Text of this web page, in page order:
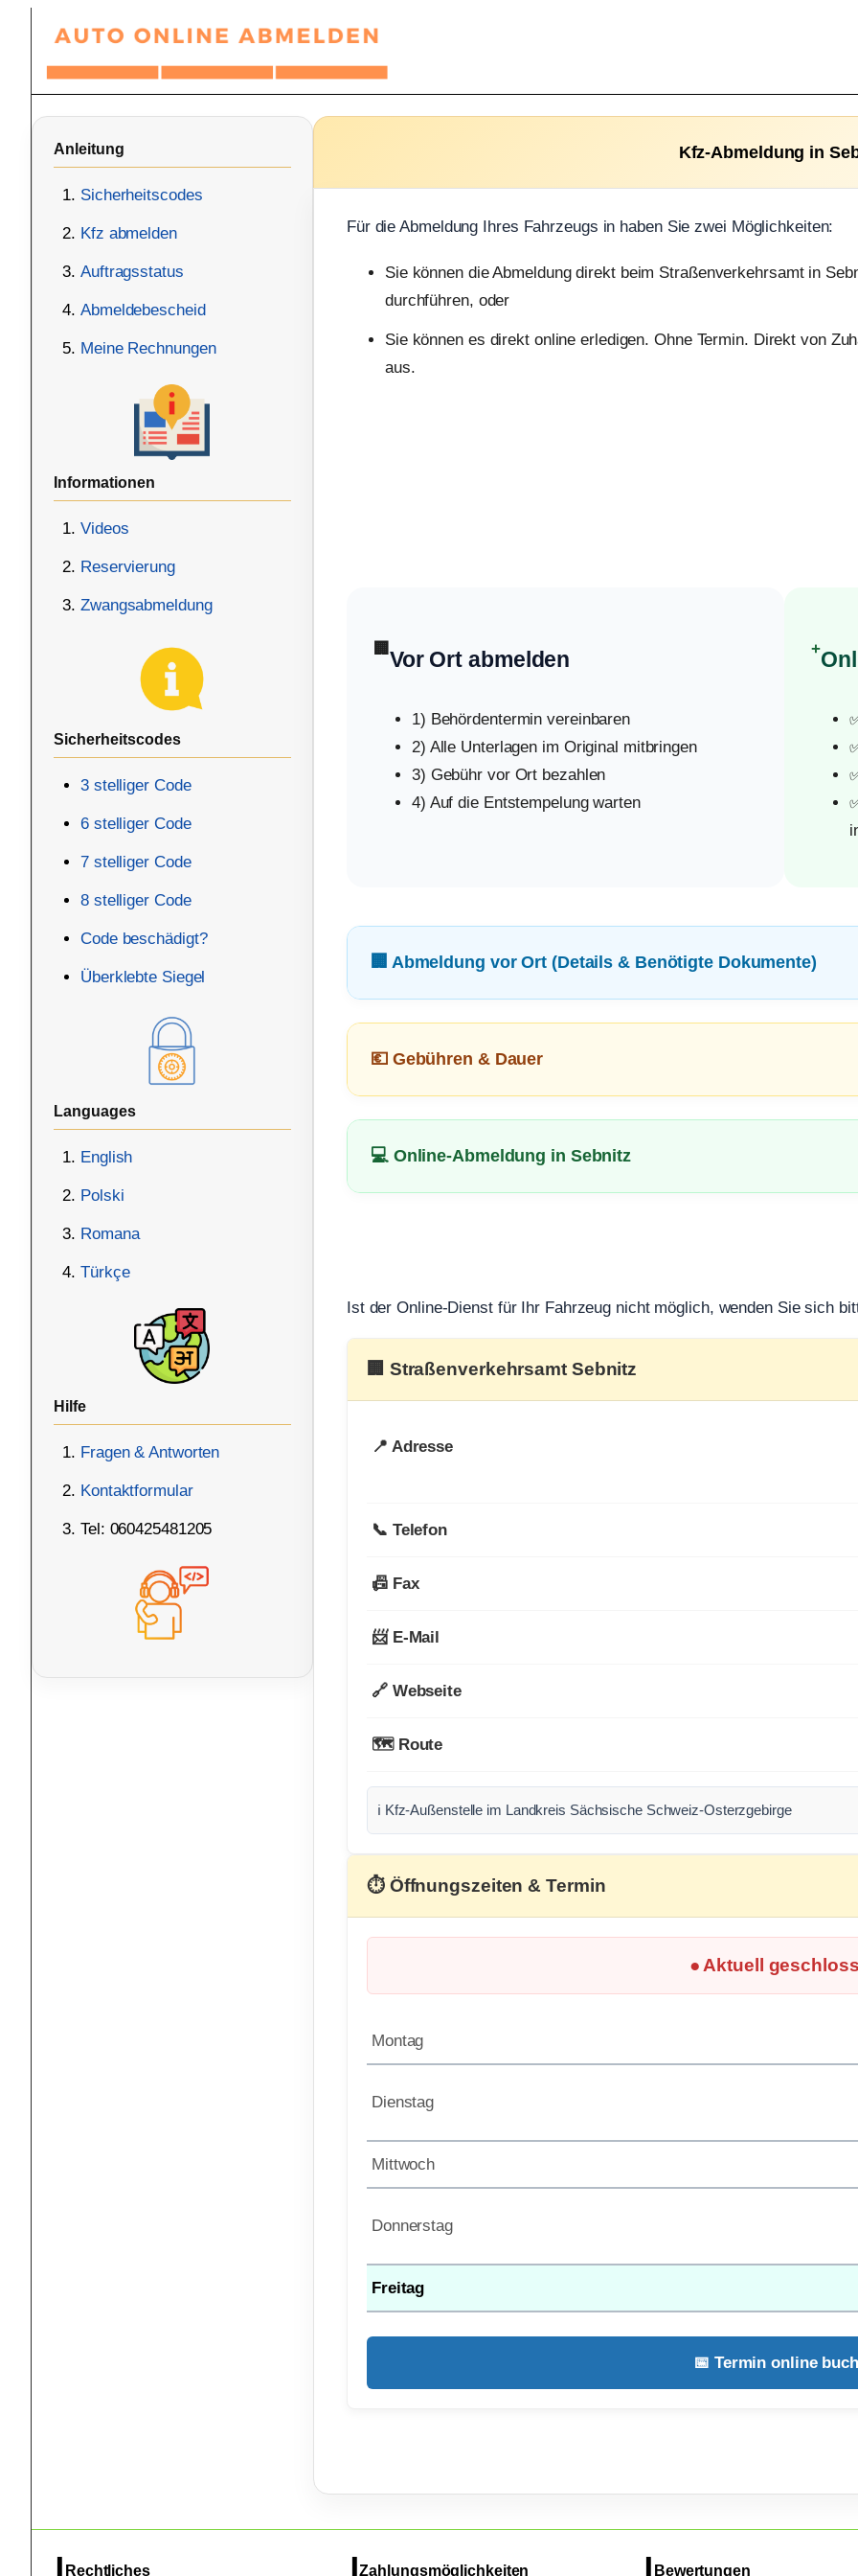
springen
Anleitung
Sicherheitscodes
Kfz abmelden
Auftragsstatus
Abmeldebescheid
Meine Rechnungen
Informationen
Videos
Reservierung
Zwangsabmeldung
Sicherheitscodes
3 stelliger Code
6 stelliger Code
7 stelliger Code
8 stelliger Code
Code beschädigt?
Überklebte Siegel
Languages
English
Polski
Romana
Türkçe
Hilfe
Fragen & Antworten
Kontaktformular
Tel: 060425481205
Kfz-Abmeldung in
Für die Abmeldung Ihres Fahrzeugs in haben Sie zwei Möglichkeiten:
Sie können die Abmeldung direkt beim Straßenverkehrsamt in
durchführen, oder
Sie können es direkt online erledigen. Ohne Termin. Direkt von
aus.
🏢 Vor Ort abmelden
1) Behördentermin vereinbaren
2) Alle Unterlagen im Original mitbringen
3) Gebühr vor Ort bezahlen
4) Auf die Entstempelung warten
+
🏢 Abmeldung vor Ort (Details & Benötigte Dokumente)
💶 Gebühren & Dauer
💻 Online-Abmeldung in Sebnitz
Ist der Online-Dienst für Ihr Fahrzeug nicht möglich, wenden Sie sich
🏢 Straßenverkehrsamt Sebnitz
📍 Adresse
📞 Telefon
📠 Fax
📨 E-Mail
🔗 Webseite
🗺️ Route
ℹ️ Kfz-Außenstelle im Landkreis Sächsische Schweiz-Osterzgebirge
⏱ Öffnungszeiten & Termin
● Aktuell
Montag
Dienstag
Mittwoch
Donnerstag
Freitag
📅 Termin online
Rechtliches Zahlungsmöglichkeiten Bewertungen